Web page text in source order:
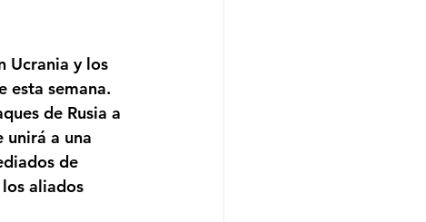
Ucrania y los
esta semana.
de Rusia a
unirá a una
de
aliados